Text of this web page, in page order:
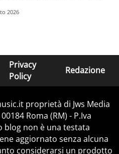
2026
Privacy
Policy
Redazione
proprietà di Jws Media
Roma (RM) - P.Iva
blog non è una testata
aggiornato senza alcuna
considerarsi un prodotto